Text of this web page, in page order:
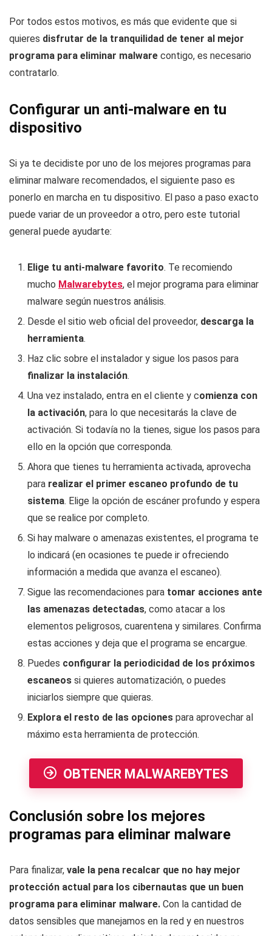
Por todos estos motivos, es más que evidente que si
quieres disfrutar de la tranquilidad de tener al mejor
programa para eliminar malware contigo, es necesario
contratarlo.
Configurar un anti-malware en tu
dispositivo
Si ya te decidiste por uno de los mejores programas para
eliminar malware recomendados, el siguiente paso es
ponerlo en marcha en tu dispositivo. El paso a paso exacto
puede variar de un proveedor a otro, pero este tutorial
general puede ayudarte:
Elige tu anti-malware favorito. Te recomiendo
mucho Malwarebytes, el mejor programa para eliminar
malware según nuestros análisis.
Desde el sitio web oficial del proveedor, descarga la
herramienta.
Haz clic sobre el instalador y sigue los pasos para
finalizar la instalación.
Una vez instalado, entra en el cliente y comienza con
la activación, para lo que necesitarás la clave de
activación. Si todavía no la tienes, sigue los pasos para
ello en la opción que corresponda.
Ahora que tienes tu herramienta activada, aprovecha
para realizar el primer escaneo profundo de tu
sistema. Elige la opción de escáner profundo y espera
que se realice por completo.
Si hay malware o amenazas existentes, el programa te
lo indicará (en ocasiones te puede ir ofreciendo
información a medida que avanza el escaneo).
Sigue las recomendaciones para tomar acciones ante
las amenazas detectadas, como atacar a los
elementos peligrosos, cuarentena y similares. Confirma
estas acciones y deja que el programa se encargue.
Puedes configurar la periodicidad de los próximos
escaneos si quieres automatización, o puedes
iniciarlos siempre que quieras.
Explora el resto de las opciones para aprovechar al
máximo esta herramienta de protección.
OBTENER MALWAREBYTES
Conclusión sobre los mejores
programas para eliminar malware
Para finalizar, vale la pena recalcar que no hay mejor
protección actual para los cibernautas que un buen
programa para eliminar malware. Con la cantidad de
datos sensibles que manejamos en la red y en nuestros